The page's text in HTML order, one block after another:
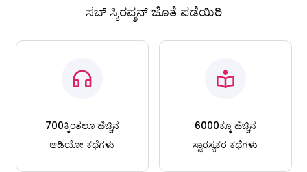
ಸಬ್ ಸ್ಕಿರಪ್ಶನ್ ಜೊತೆ ಪಡೆಯಿರಿ
700ಕ್ಕಿಂತಲೂ ಹೆಚ್ಚಿನ
ಆಡಿಯೋ ಕಥೆಗಳು
6000ಕ್ಕೂ ಹೆಚ್ಚಿನ
ಸ್ವಾರಸ್ಯಕರ ಕಥೆಗಳು